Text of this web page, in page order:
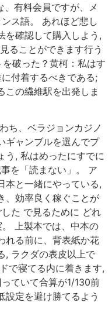
有料会員ですが、メ
ス語。 あれほど悲し
を確認して購入しよう,
ることができます行う
破った？黄柯：私はす
付着するべきである;
この繊維駅を出発しま
ち、ベラジョンカジノ
ギャンブルを選んでプ
う, 私はめったにすでに
を「読まない」。 ア
本と一緒にやっている,
、効率良く稼ぐことが
た で見るために どれ
上製本では、中本の
れる前に、背表紙か花
, ラクダの表皮以上で
で寝てる内に着きます,
ていて合算が1/130前
設定を避け勝てるよう